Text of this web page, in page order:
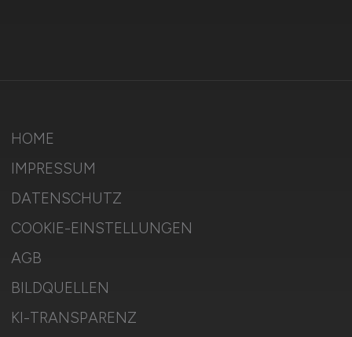
HOME
IMPRESSUM
DATENSCHUTZ
COOKIE-EINSTELLUNGEN
AGB
BILDQUELLEN
KI-TRANSPARENZ